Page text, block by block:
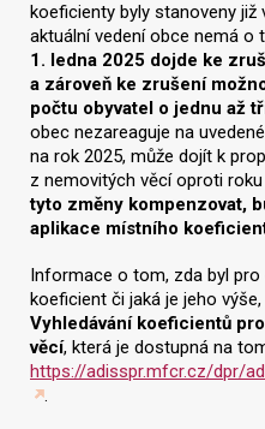
koeficienty byly stanoveny již
aktuální vedení obce nemá
1. ledna 2025 dojde ke
a zároveň ke zrušení
počtu obyvatel o jednu až
obec nezareaguje na
na rok 2025, může dojít k
z nemovitých věcí oproti roku
tyto změny kompenzovat,
aplikace místního
Informace o tom, zda byl
koeficient či jaká je jeho
Vyhledávání koeficientů
věcí, která je dostupná na
https://adisspr.mfcr.cz/dpr/
.